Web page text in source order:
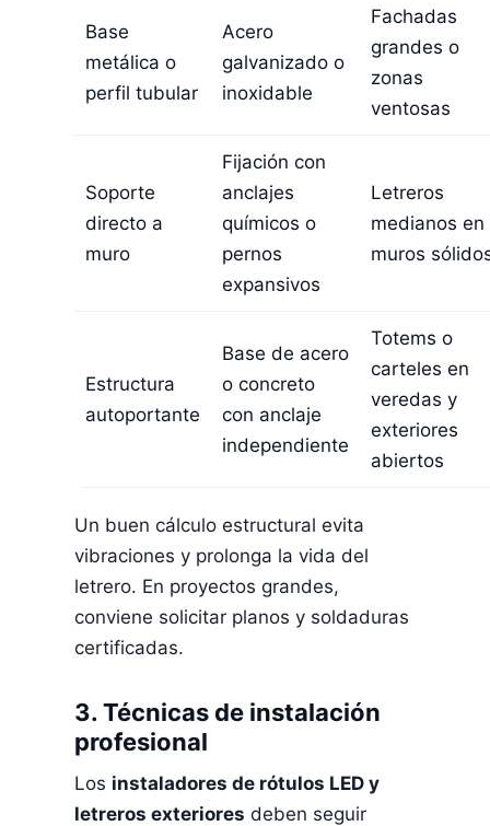
Base
metálica o
perfil tubular
Acero
galvanizado o
inoxidable
Fachadas
grandes o
zonas
ventosas
Soporte
directo a
muro
Fijación con
anclajes
químicos o
pernos
expansivos
Letreros
medianos en
muros
Estructura
autoportante
Base de acero
o concreto
con anclaje
independiente
Totems o
carteles en
veredas y
exteriores
abiertos
Un buen cálculo estructural evita
vibraciones y prolonga la vida del
letrero. En proyectos grandes,
conviene solicitar planos y soldaduras
certificadas.
3. Técnicas de instalación
profesional
Los instaladores de rótulos LED y
letreros exteriores deben seguir